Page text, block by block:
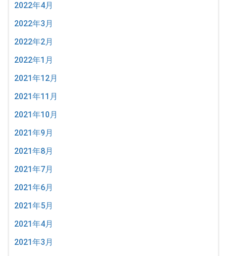
2022年4月
2022年3月
2022年2月
2022年1月
2021年12月
2021年11月
2021年10月
2021年9月
2021年8月
2021年7月
2021年6月
2021年5月
2021年4月
2021年3月